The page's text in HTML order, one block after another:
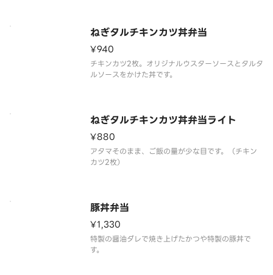
ねぎタルチキンカツ丼弁当
¥940
チキンカツ2枚。オリジナルウスターソースとタルタ
ルソースをかけた丼です。
ねぎタルチキンカツ丼弁当ライト
¥880
アタマそのまま、ご飯の量が少な目です。（チキン
カツ2枚）
豚丼弁当
¥1,330
特製の醤油ダレで焼き上げたかつや特製の豚丼で
す。